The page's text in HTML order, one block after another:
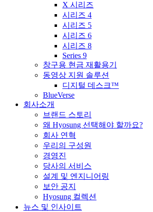
X 시리즈
시리즈 4
시리즈 5
시리즈 6
시리즈 8
Series 9
창구용 현금 재활용기
동영상 지원 솔루션
디지털 데스크™
BlueVerse
회사소개
브랜드 스토리
왜 Hyosung 선택해야 할까요?
회사 연혁
우리의 구성원
경영진
당사의 서비스
설계 및 엔지니어링
보안 공지
Hyosung 컬렉션
뉴스 및 인사이트